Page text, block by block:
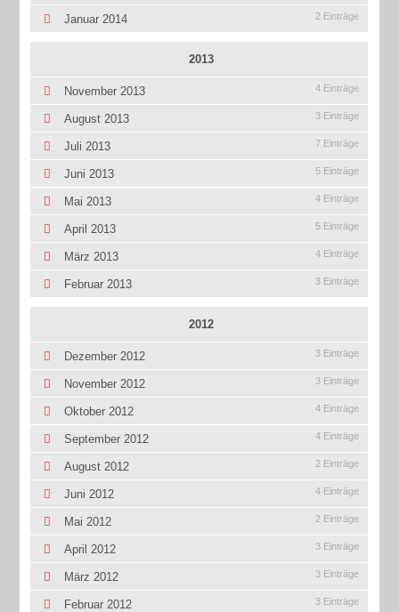
Januar 2014 2 Einträge
2013
November 2013 4 Einträge
August 2013 3 Einträge
Juli 2013 7 Einträge
Juni 2013 5 Einträge
Mai 2013 4 Einträge
April 2013 5 Einträge
März 2013 4 Einträge
Februar 2013 3 Einträge
2012
Dezember 2012 3 Einträge
November 2012 3 Einträge
Oktober 2012 4 Einträge
September 2012 4 Einträge
August 2012 2 Einträge
Juni 2012 4 Einträge
Mai 2012 2 Einträge
April 2012 3 Einträge
März 2012 3 Einträge
Februar 2012 3 Einträge